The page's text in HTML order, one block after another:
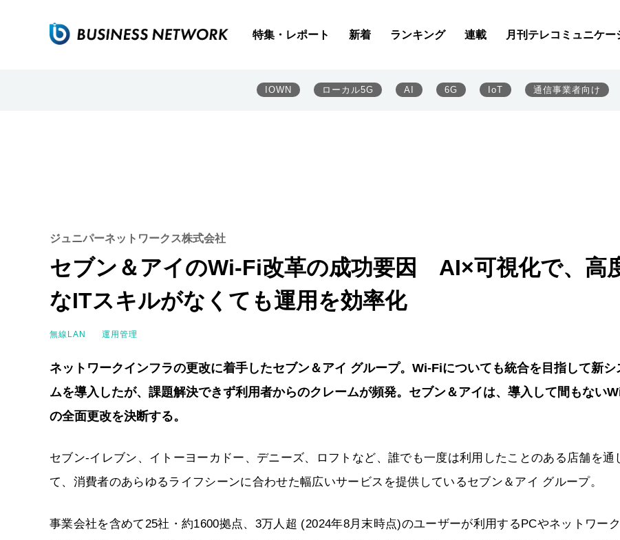
特集・レポート 新着 ランキング 連載 月刊テレコミュニケー
IOWN ローカル5G AI 6G IoT 通信事業者向け
ジュニパーネットワークス株式会社
セブン＆アイのWi-Fi改革の成功要因 AI×可視化で、高
なITスキルがなくても運用を効率化
無線LAN 運用管理
ネットワークインフラの更改に着手したセブン＆アイ グループ。Wi-Fiについても統合を目指して新シ
ムを導入したが、課題解決できず利用者からのクレームが頻発。セブン＆アイは、導入して間もない
の全面更改を決断する。
セブン‐イレブン、イトーヨーカドー、デニーズ、ロフトなど、誰でも一度は利用したことのある店舗を通
て、消費者のあらゆるライフシーンに合わせた幅広いサービスを提供しているセブン＆アイ グループ。
事業会社を含めて25社・約1600拠点、3万人超 (2024年8月末時点)のユーザーが利用するPCやネットワーク